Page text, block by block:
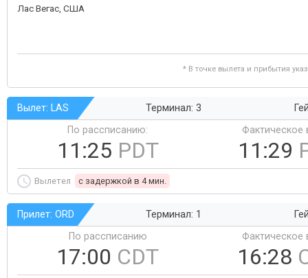
Лас Вегас, США
* В точке вылета и прибытия
Вылет: LAS Терминал: 3
По рассписанию:
11:25 PDT
Фактическое
11:29
Вылетел c задержкой в 4 мин.
Прилет: ORD Терминал: 1
По рассписанию
17:00 CDT
Фактическое
16:28